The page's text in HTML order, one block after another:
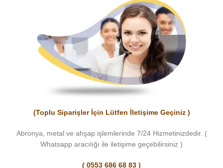
(Toplu Siparişler İçin Lütfen İletişime Geçiniz )
Abronya, metal ve ahşap işlemlerinde 7/24 Hizmetinizdedir. (
Whatsapp aracılığı ile iletişime geçebilirsiniz )
( 0553 686 68 83 )